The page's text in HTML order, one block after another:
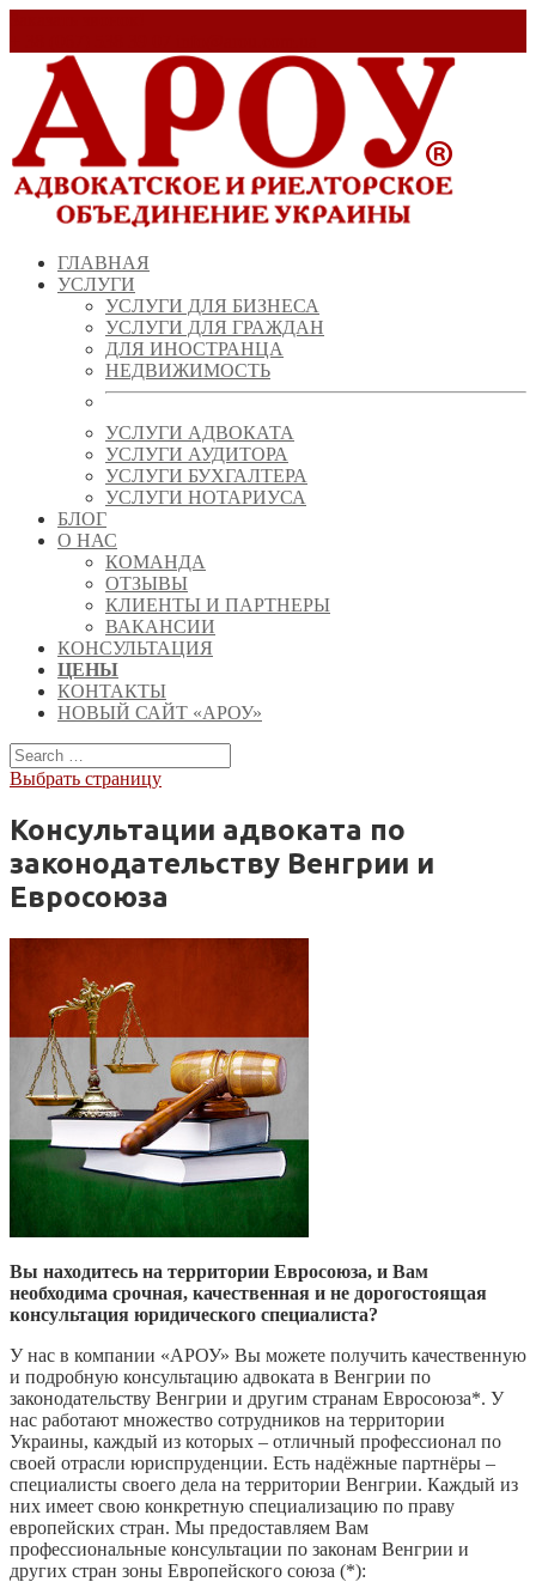
ГЛАВНАЯ
УСЛУГИ
УСЛУГИ ДЛЯ БИЗНЕСА
УСЛУГИ ДЛЯ ГРАЖДАН
ДЛЯ ИНОСТРАНЦА
НЕДВИЖИМОСТЬ
УСЛУГИ АДВОКАТА
УСЛУГИ АУДИТОРА
УСЛУГИ БУХГАЛТЕРА
УСЛУГИ НОТАРИУСА
БЛОГ
О НАС
КОМАНДА
ОТЗЫВЫ
КЛИЕНТЫ И ПАРТНЕРЫ
ВАКАНСИИ
КОНСУЛЬТАЦИЯ
ЦЕНЫ
КОНТАКТЫ
НОВЫЙ САЙТ «АРОУ»
Выбрать страницу
Консультации адвоката по
законодательству Венгрии и
Евросоюза
Вы находитесь на территории Евросоюза, и Вам
необходима срочная, качественная и не дорогостоящая
консультация юридического специалиста?
У нас в компании «АРОУ» Вы можете получить качественную
и подробную консультацию адвоката в Венгрии по
законодательству Венгрии и другим странам Евросоюза*. У
нас работают множество сотрудников на территории
Украины, каждый из которых – отличный профессионал по
своей отрасли юриспруденции. Есть надёжные партнёры –
специалисты своего дела на территории Венгрии. Каждый из
них имеет свою конкретную специализацию по праву
европейских стран. Мы предоставляем Вам
профессиональные консультации по законам Венгрии и
других стран зоны Европейского союза (*):